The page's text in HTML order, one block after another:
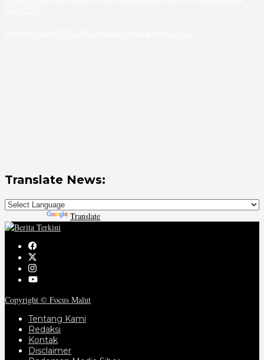
Translate News:
Translate
Copyright © Focus Malut
Tentang Kami
Redaksi
Kontak
Disclaimer